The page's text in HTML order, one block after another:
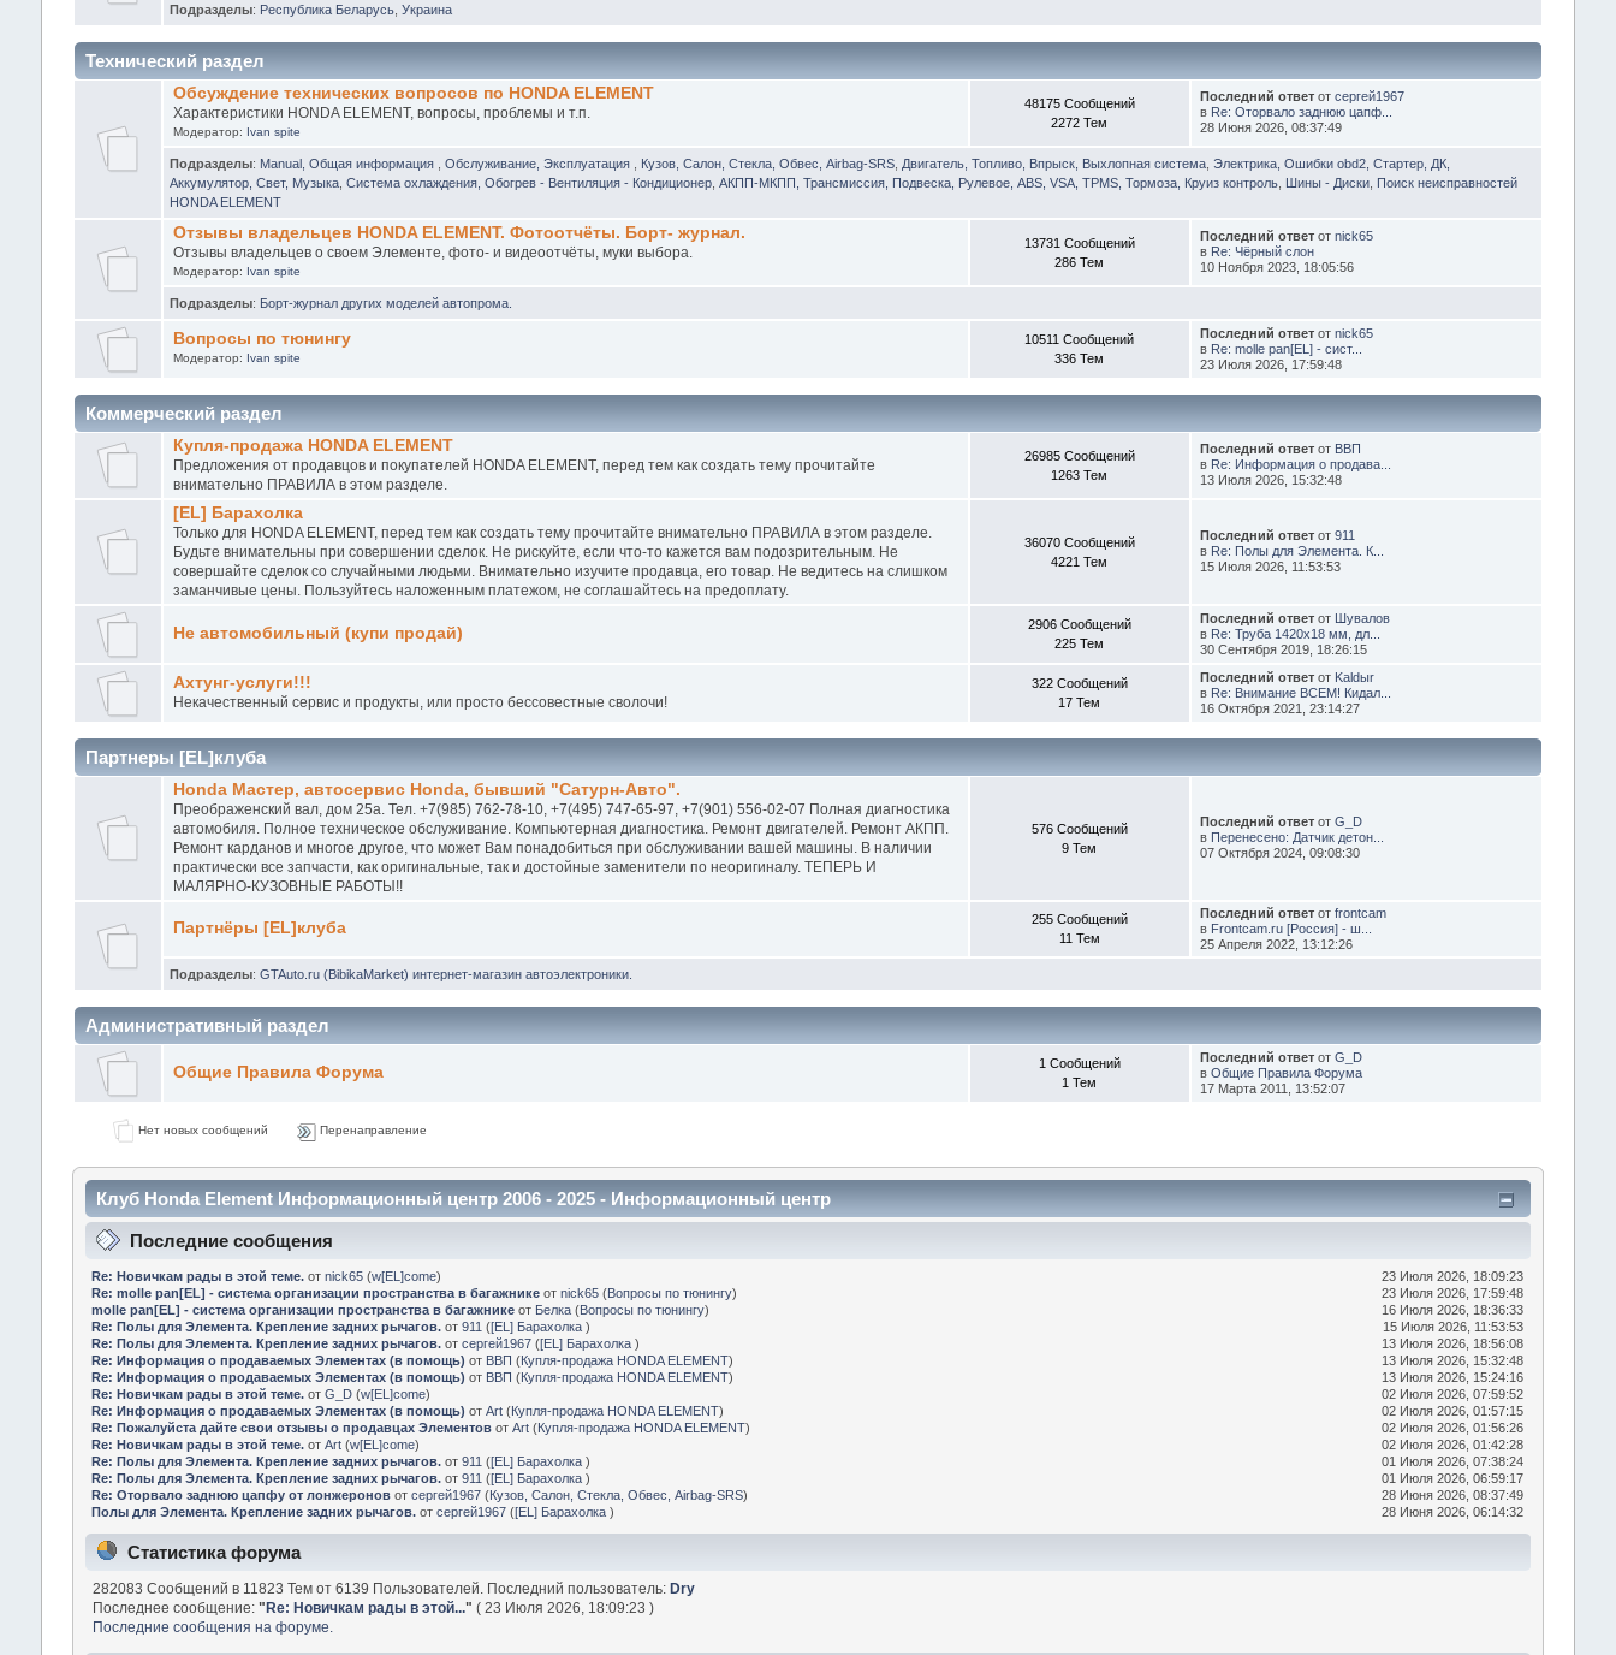
Подразделы: Республика Беларусь, Украина
Технический раздел
Обсуждение технических вопросов по HONDA ELEMENT
Характеристики HONDA ELEMENT, вопросы, проблемы и т.п.
Модератор: Ivan spite
48175 Сообщений
2272 Тем
Последний ответ отсергей1967
в Re: Оторвало заднюю цапф...
28 Июня 2026, 08:37:49
Подразделы: Manual, Общая информация Обслуживание, Эксплуатация Кузов, Салон, Стекла, Обвес, Airbag-SRS, Двигатель, Топливо, Впрыск, Выхлопная система, Электрика, Ошибки obd2, Стартер, ДК,
Аккумулятор, Свет, Музыка, Система охлаждения, Обогрев - Вентиляция - Кондиционер, АКПП-МКПП, Трансмиссия, Подвеска, Рулевое, ABS, VSA, TPMS, Тормоза, Круиз контроль, Шины - Диски, Поиск неисправностей
HONDA ELEMENT
Отзывы владельцев HONDA ELEMENT. Фотоотчёты. Борт- журнал.
Отзывы владельцев о своем Элементе, фото- и видеоотчёты, муки выбора.
Модератор: Ivan spite
13731 Сообщений
286 Тем
Последний ответ отnick65
в Re: Чёрный слон
10 Ноября 2023, 18:05:56
Подразделы: Борт-журнал других моделей автопрома.
Вопросы по тюнингу
Модератор: Ivan spite
10511 Сообщений
336 Тем
Последний ответ отnick65
в Re: molle pan[EL] - сист...
23 Июля 2026, 17:59:48
Коммерческий раздел
Купля-продажа HONDA ELEMENT
Предложения от продавцов и покупателей HONDA ELEMENT, перед тем как создать тему прочитайте
внимательно ПРАВИЛА в этом разделе.
26985 Сообщений
1263 Тем
Последний ответ от ВВП
в Re: Информация о продава...
13 Июля 2026, 15:32:48
[EL] Барахолка
Только для HONDA ELEMENT, перед тем как создать тему прочитайте внимательно ПРАВИЛА в этом разделе.
Будьте внимательны при совершении сделок. Не рискуйте, если что-то кажется вам подозрительным. Не
совершайте сделок со случайными людьми. Внимательно изучите продавца, его товар. Не ведитесь на слишком
заманчивые цены. Пользуйтесь наложенным платежом, не соглашайтесь на предоплату.
36070 Сообщений
4221 Тем
Последний ответ от911
в Re: Полы для Элемента. К...
15 Июля 2026, 11:53:53
Не автомобильный (купи продай)
2906 Сообщений
225 Тем
Последний ответ от Шувалов
в Re: Труба 1420х18 мм, дл...
30 Сентября 2019, 18:26:15
Ахтунг-услуги!!!
Некачественный сервис и продукты, или просто бессовестные сволочи!
322 Сообщений
17 Тем
Последний ответ от Kaldыr
в Re: Внимание ВСЕМ! Кидал...
16 Октября 2021, 23:14:27
Партнеры [EL]клуба
Honda Мастер, автосервис Honda, бывший "Сатурн-Авто".
Преображенский вал, дом 25а. Тел. +7(985) 762-78-10, +7(495) 747-65-97, +7(901) 556-02-07 Полная диагностика
автомобиля. Полное техническое обслуживание. Компьютерная диагностика. Ремонт двигателей. Ремонт АКПП.
Ремонт карданов и многое другое, что может Вам понадобиться при обслуживании вашей машины. В наличии
практически все запчасти, как оригинальные, так и достойные заменители по неоригиналу. ТЕПЕРЬ И
МАЛЯРНО-КУЗОВНЫЕ РАБОТЫ!!
576 Сообщений
9 Тем
Последний ответ отG_D
в Перенесено: Датчик детон...
07 Октября 2024, 09:08:30
Партнёры [EL]клуба
255 Сообщений
11 Тем
Последний ответ отfrontcam
в Frontcam.ru [Россия] - ш...
25 Апреля 2022, 13:12:26
Подразделы: GTAuto.ru (BibikaMarket) интернет-магазин автоэлектроники.
Административный раздел
Общие Правила Форума
1 Сообщений
1 Тем
Последний ответ отG_D
вОбщие Правила Форума
17 Марта 2011, 13:52:07
Нет новых сообщений Перенаправление
Клуб Honda Element Информационный центр 2006 - 2025 - Информационный центр
Последние сообщения
Re: Новичкам рады в этой теме. отnick65 (w[EL]come)
23 Июля 2026, 18:09:23
Re: molle pan[EL] - система организации пространства в багажнике отnick65 (Вопросы по тюнингу)
23 Июля 2026, 17:59:48
molle pan[EL] - система организации пространства в багажнике от Белка (Вопросы по тюнингу)
16 Июля 2026, 18:36:33
Re: Полы для Элемента. Крепление задних рычагов. от911 ([EL] Барахолка)
15 Июля 2026, 11:53:53
Re: Полы для Элемента. Крепление задних рычагов. отсергей1967 ([EL] Барахолка)
13 Июля 2026, 18:56:08
Re: Информация о продаваемых Элементах (в помощь) от ВВП (Купля-продажа HONDA ELEMENT)
13 Июля 2026, 15:32:48
Re: Информация о продаваемых Элементах (в помощь) от ВВП (Купля-продажа HONDA ELEMENT)
13 Июля 2026, 15:24:16
Re: Новичкам рады в этой теме. отG_D (w[EL]come)
02 Июля 2026, 07:59:52
Re: Информация о продаваемых Элементах (в помощь) отArt (Купля-продажа HONDA ELEMENT)
02 Июля 2026, 01:57:15
Re: Пожалуйста дайте свои отзывы о продавцах Элементов отArt (Купля-продажа HONDA ELEMENT)
02 Июля 2026, 01:56:26
Re: Новичкам рады в этой теме. отArt (w[EL]come)
02 Июля 2026, 01:42:28
Re: Полы для Элемента. Крепление задних рычагов. от911 ([EL] Барахолка)
01 Июля 2026, 07:38:24
Re: Полы для Элемента. Крепление задних рычагов. от911 ([EL] Барахолка)
01 Июля 2026, 06:59:17
Re: Оторвало заднюю цапфу от лонжеронов отсергей1967 (Кузов, Салон, Стекла, Обвес, Airbag-SRS)
28 Июня 2026, 08:37:49
Полы для Элемента. Крепление задних рычагов. отсергей1967 ([EL] Барахолка) 28 Июня 2026, 06:14:32
Статистика форума
282083 Сообщений в 11823 Тем от 6139 Пользователей. Последний пользователь: Dry
Последнее сообщение: " Re: Новичкам рады в этой..." ( 23 Июля 2026, 18:09:23 )
Последние сообщения на форуме.